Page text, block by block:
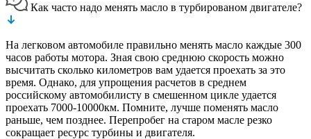
Как часто надо менять масло в турбированом двигателе?
На легковом автомобиле правильно менять масло каждые 300
часов работы мотора. Зная свою среднюю скорость можно
высчитать сколько километров вам удается проехать за это
время. Однако, для упрощения расчетов в среднем
российскому автомобилисту в смешенном цикле удается
проехать 7000-10000км. Помните, лучше поменять масло
раньше, чем позднее. Перепробег на старом масле резко
сокращает ресурс турбины и двигателя.